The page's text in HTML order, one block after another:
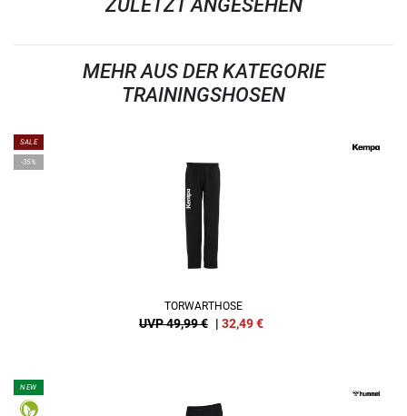
ZULETZT ANGESEHEN
MEHR AUS DER KATEGORIE
TRAININGSHOSEN
SALE
-35%
TORWARTHOSE
UVP 49,99 € | 32,49€
NEW